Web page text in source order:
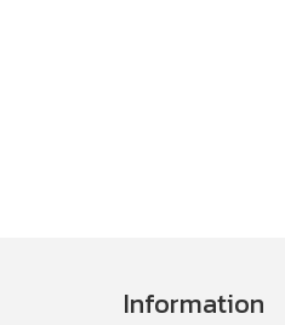
Information